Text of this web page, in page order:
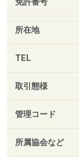
免許番号
所在地
TEL
取引態様
管理コード
所属協会など